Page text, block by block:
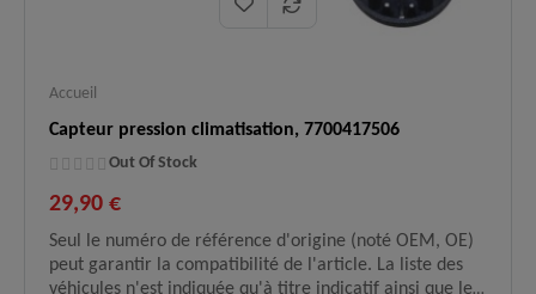
Accueil
Capteur pression climatisation, 7700417506
Out Of Stock
29,90 €
Seul le numéro de référence d'origine (noté OEM, OE)
peut garantir la compatibilité de l'article. La liste des
véhicules n'est indiquée qu'à titre indicatif ainsi que les